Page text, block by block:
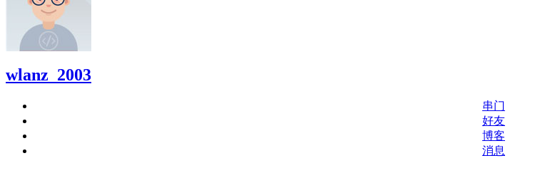
wlanz_2003
串门
好友
博客
消息